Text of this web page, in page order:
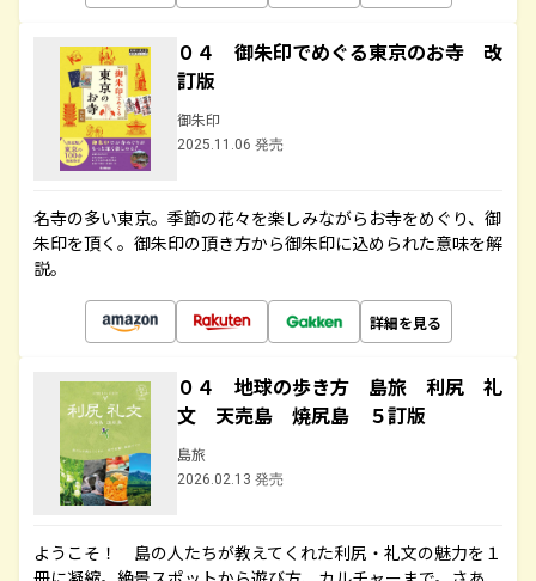
０４ 御朱印でめぐる東京のお寺 改
訂版
御朱印
2025.11.06 発売
名寺の多い東京。季節の花々を楽しみながらお寺をめぐり、御
朱印を頂く。御朱印の頂き方から御朱印に込められた意味を解
説。
詳細を見る
０４ 地球の歩き方 島旅 利尻 礼
文 天売島 焼尻島 ５訂版
島旅
2026.02.13 発売
ようこそ！ 島の人たちが教えてくれた利尻・礼文の魅力を１